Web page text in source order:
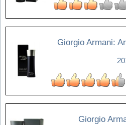
Giorgio Armani:
Giorgio